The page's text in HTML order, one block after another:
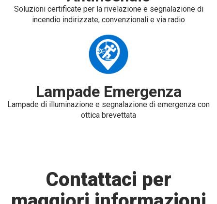
Soluzioni certificate per la rivelazione e segnalazione di
incendio indirizzate, convenzionali e via radio
Lampade Emergenza
Lampade di illuminazione e segnalazione di emergenza con
ottica brevettata
Contattaci per